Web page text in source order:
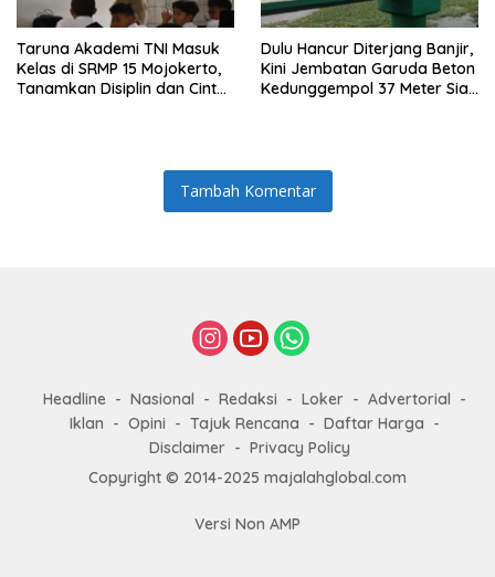
Taruna Akademi TNI Masuk
Kelas di SRMP 15 Mojokerto,
Tanamkan Disiplin dan Cinta
Dulu Hancur Diterjang Banjir,
Kini Jembatan Garuda Beton
Kedunggempol 37 Meter Siap
Tambah Komentar
Headline Nasional Redaksi Loker
Advertorial
Iklan
Opini Tajuk Rencana
Daftar Harga
Disclaimer
Privacy Policy
Copyright © 2014-2025 majalahglobal.com
Versi Non AMP